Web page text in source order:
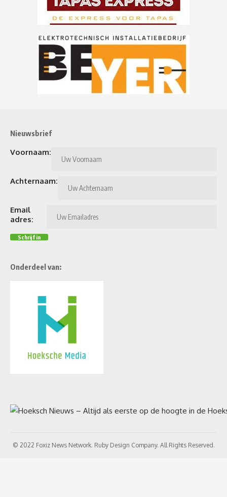
Nieuwsbrief
Voornaam:
Achternaam:
Email
adres:
Onderdeel van:
© 2022 Foxiz News Network. Ruby Design Company. All Rights Reserved.